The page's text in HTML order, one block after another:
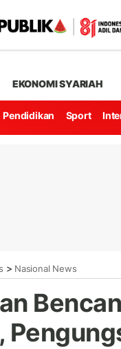
EKONOMI SYARIAH
Pendidikan Sport
> Nasional News